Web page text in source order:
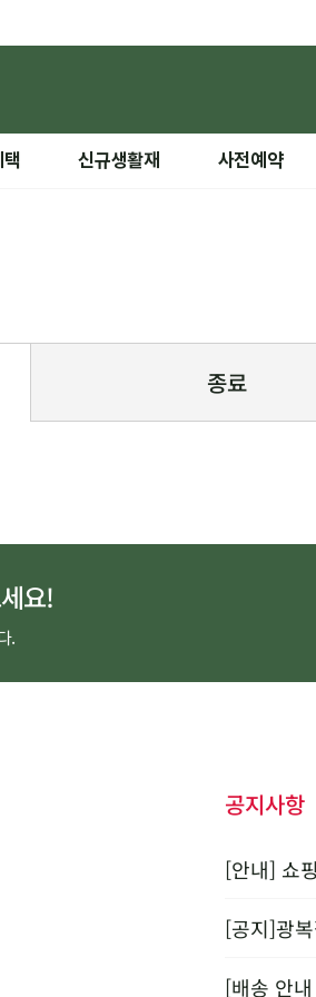
신규생활재 사전예약
종료
요!
.
공지사항
[안내] 쇼
[공지]광
[배송 안